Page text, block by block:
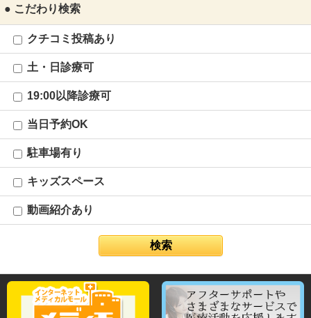
● こだわり検索
クチコミ投稿あり
土・日診療可
19:00以降診療可
当日予約OK
駐車場有り
キッズスペース
動画紹介あり